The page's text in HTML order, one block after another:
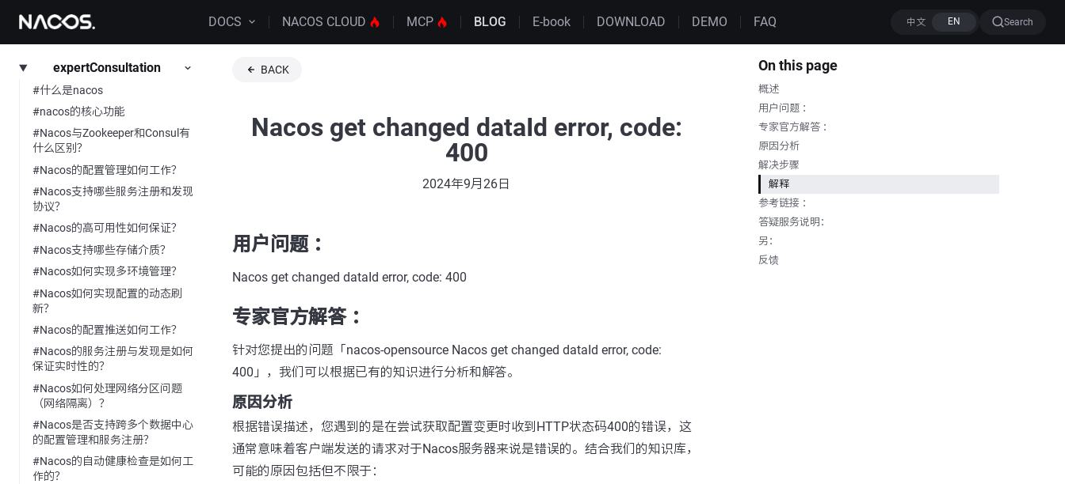
DOCS NACOS CLOUD MCP BLOG E-book DOWNLOAD DEMO FAQ Search
expertConsultation
#什么是nacos
#nacos的核心功能
#Nacos与Zookeeper和Consul有
什么区别？
#Nacos的配置管理如何工作？
#Nacos支持哪些服务注册和发现
协议？
#Nacos的高可用性如何保证？
#Nacos支持哪些存储介质？
#Nacos如何实现多环境管理？
#Nacos如何实现配置的动态刷
新？
#Nacos的配置推送如何工作？
#Nacos的服务注册与发现是如何
保证实时性的？
#Nacos如何处理网络分区问题
（网络隔离）？
#Nacos是否支持跨多个数据中心
的配置管理和服务注册？
#Nacos的自动健康检查是如何工
作的？
BACK
Nacos get changed dataId error, code:
400
2024年9月26日
用户问题 ：
Nacos get changed dataId error, code: 400
专家官方解答 ：
针对您提出的问题「nacos-opensource Nacos get changed dataId error, code:
400」，我们可以根据已有的知识进行分析和解答。
原因分析
根据错误描述，您遇到的是在尝试获取配置变更时收到HTTP状态码400的错误，这
通常意味着客户端发送的请求对于Nacos服务器来说是错误的。结合我们的知识库，
可能的原因包括但不限于：
On this page
概述
用户问题 ：
专家官方解答 ：
原因分析
解决步骤
解释
参考链接 ：
答疑服务说明：
另：
反馈